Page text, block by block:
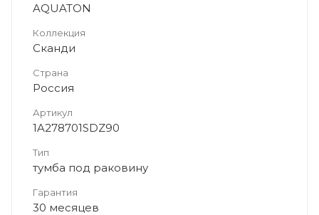
AQUATON
Коллекция
Сканди
Страна
Россия
Артикул
1A278701SDZ90
Тип
тумба под раковину
Гарантия
30 месяцев